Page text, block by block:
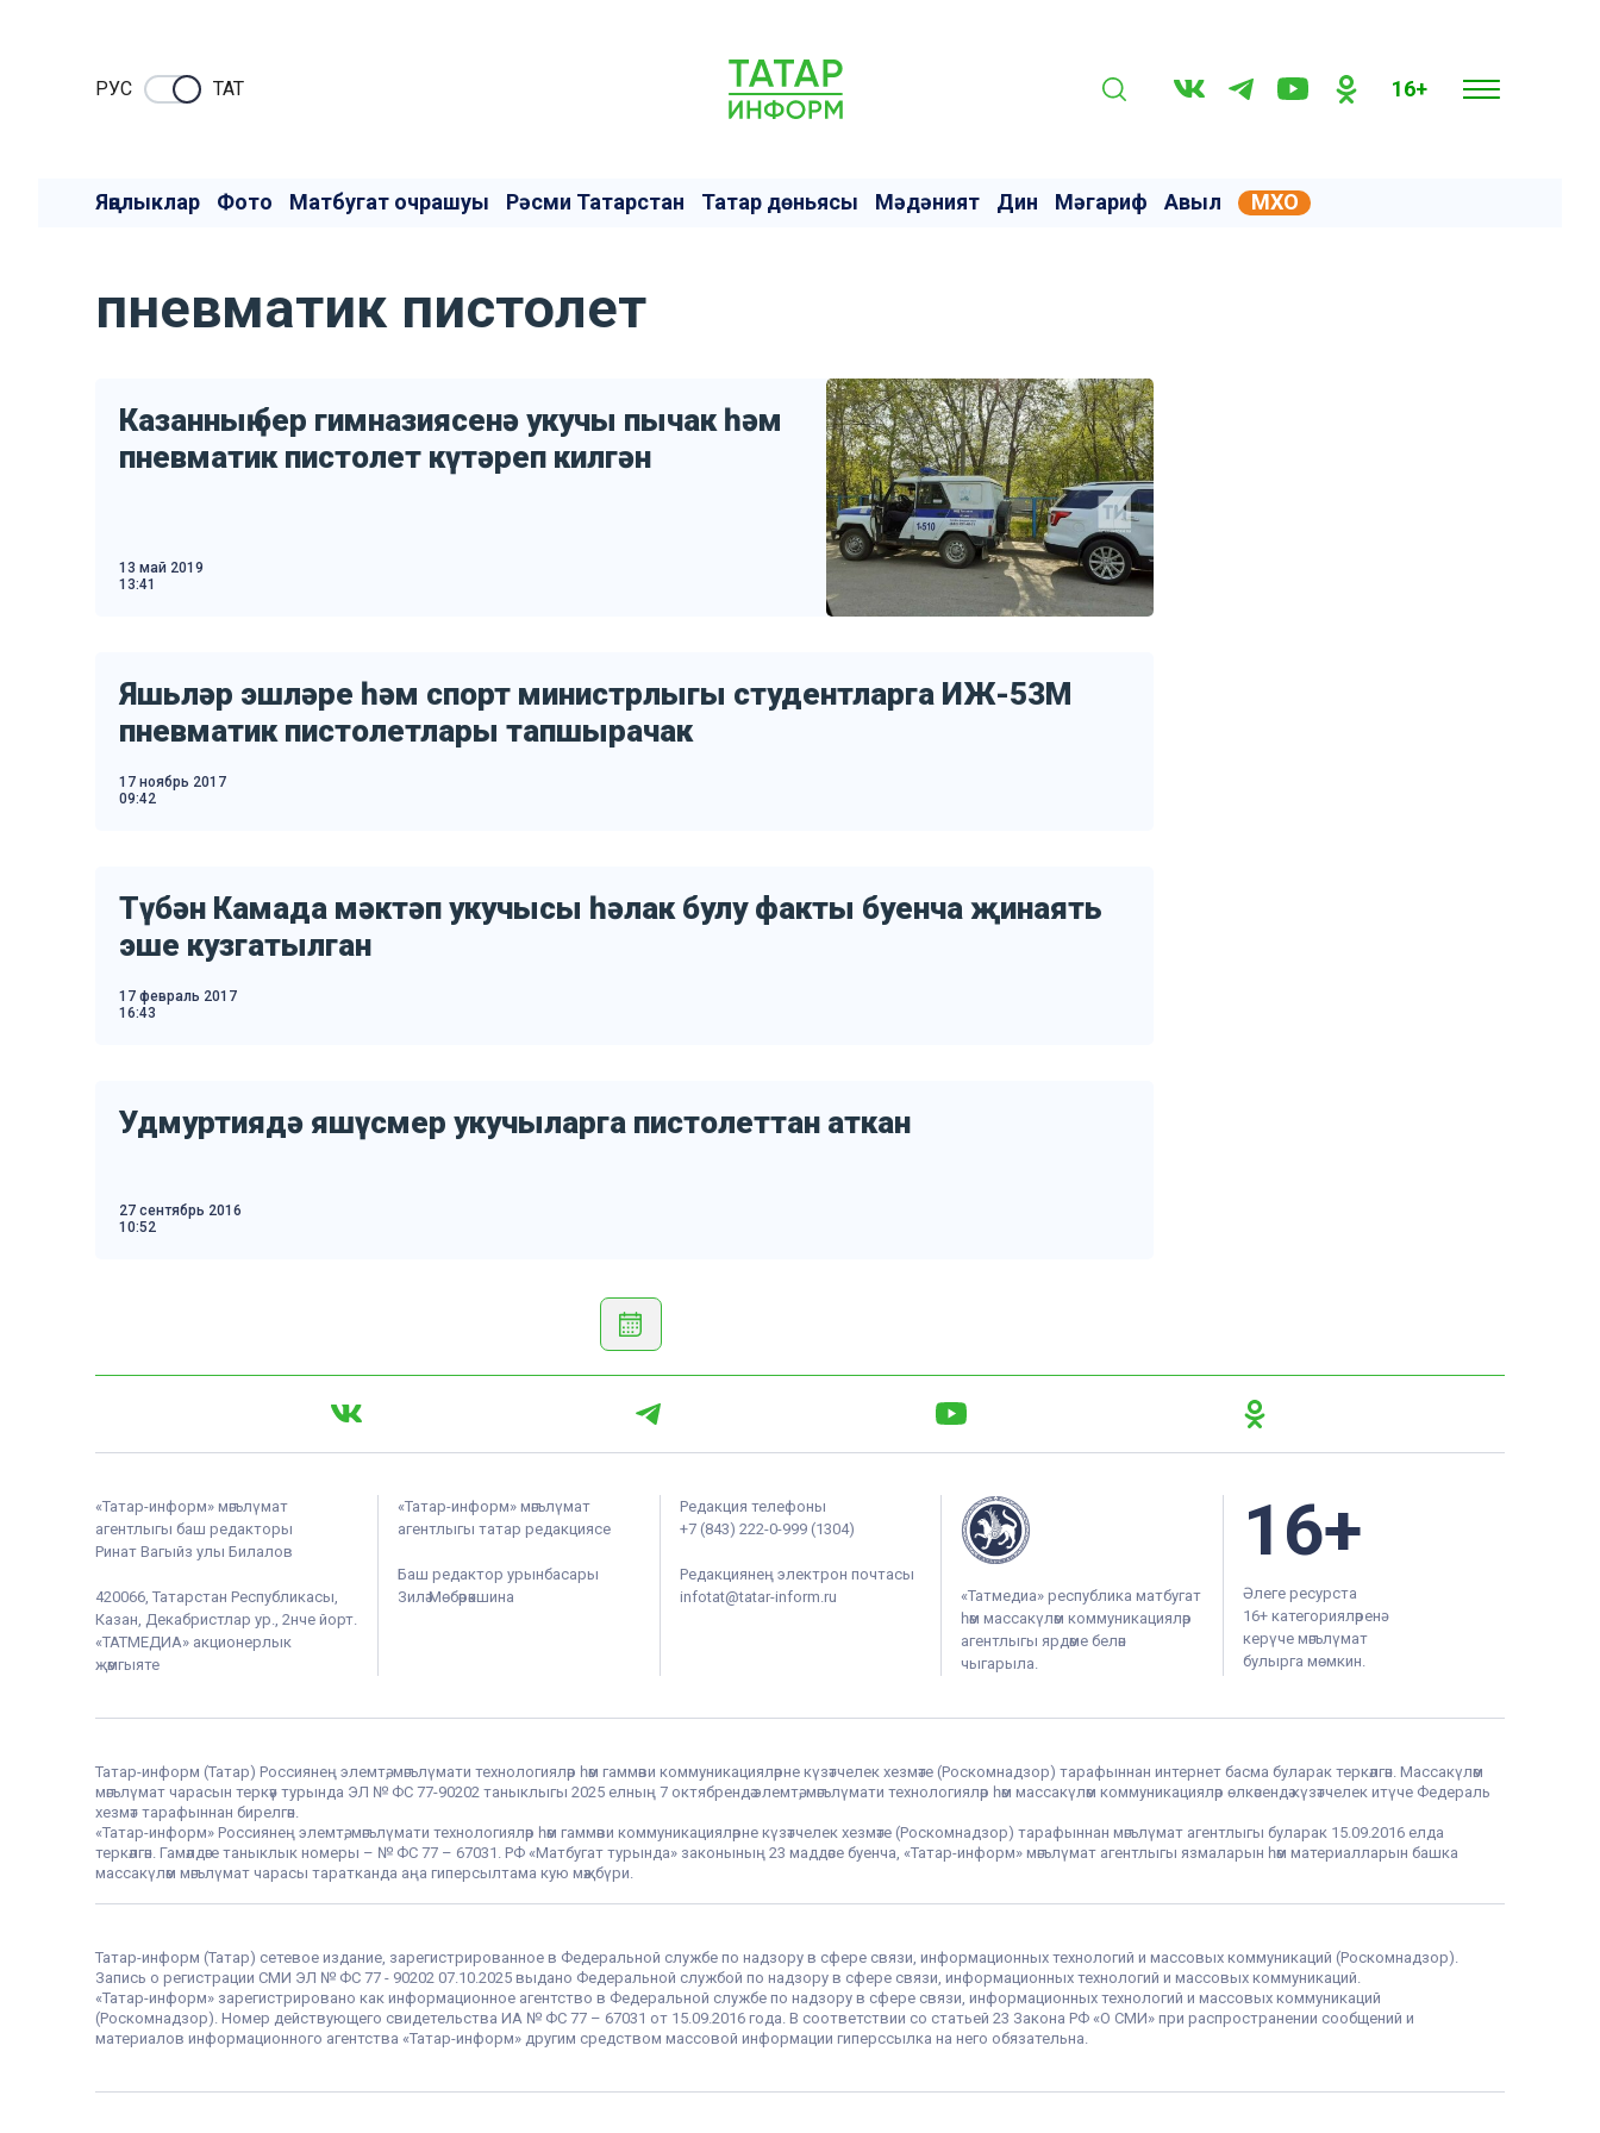
РУC ТАТ 16+
Яңалыклар Фото Матбугат очрашуы Рәсми Татарстан Татар дөньясы Мәдәният Дин Мәгариф Авыл МХО
пневматик пистолет
Казанның бер гимназиясенә укучы пычак һәм
пневматик пистолет күтәреп килгән
13 май 2019
13:41
Яшьләр эшләре һәм спорт министрлыгы студентларга ИЖ-53М
пневматик пистолетлары тапшырачак
17 ноябрь 2017
09:42
Түбән Камада мәктәп укучысы һәлак булу факты буенча җинаять
эше кузгатылган
17 февраль 2017
16:43
Удмуртиядә яшүсмер укучыларга пистолеттан аткан
27 сентябрь 2016
10:52
«Татар-информ» мәгълүмат
агентлыгы баш редакторы
Ринат Вагыйз улы Билалов
420066, Татарстан Республикасы,
Казан, Декабристлар ур., 2нче йорт.
«ТАТМЕДИА» акционерлык
җәмгыяте
«Татар-информ» мәгълүмат
агентлыгы татар редакциясе
Баш редактор урынбасары
Зилә Мөбәрәкшина
Редакция телефоны
+7 (843) 222-0-999 (1304)
Редакциянең электрон почтасы
infotat@tatar-inform.ru
«Татмедиа» республика матбугат
һәм массакүләм коммуникацияләр
агентлыгы ярдәме белән
чыгарыла.
16+
Әлеге ресурста
16+ категорияләренә
керүче мәгълүмат
булырга мөмкин.
Татар-информ (Татар) Россиянең элемтә, мәгълүмати технологияләр һәм гаммәви коммуникацияләрне күзәтчелек хезмәте (Роскомнадзор) тарафыннан интернет басма буларак теркәлгән. Массакүләм
мәгълүмат чарасын теркәү турында ЭЛ № ФС 77-90202 таныклыгы 2025 елның 7 октябрендә элемтә, мәгълүмати технологияләр һәм массакүләм коммуникацияләр өлкәсендә күзәтчелек итүче Федераль
хезмәт тарафыннан бирелгән.
«Татар-информ» Россиянең элемтә, мәгълүмати технологияләр һәм гаммәви коммуникацияләрне күзәтчелек хезмәте (Роскомнадзор) тарафыннан мәгълүмат агентлыгы буларак 15.09.2016 елда
теркәлгән. Гамәлдәге таныклык номеры – № ФС 77 – 67031. РФ «Матбугат турында» законының 23 маддәсе буенча, «Татар-информ» мәгълүмат агентлыгы язмаларын һәм материалларын башка
массакүләм мәгълүмат чарасы таратканда аңа гиперсылтама кую мәҗбүри.
Татар-информ (Татар) сетевое издание, зарегистрированное в Федеральной службе по надзору в сфере связи, информационных технологий и массовых коммуникаций (Роскомнадзор).
Запись о регистрации СМИ ЭЛ № ФС 77 - 90202 07.10.2025 выдано Федеральной службой по надзору в сфере связи, информационных технологий и массовых коммуникаций.
«Татар-информ» зарегистрировано как информационное агентство в Федеральной службе по надзору в сфере связи, информационных технологий и массовых коммуникаций
(Роскомнадзор). Номер действующего свидетельства ИА № ФС 77 – 67031 от 15.09.2016 года. В соответствии со статьей 23 Закона РФ «О СМИ» при распространении сообщений и
материалов информационного агентства «Татар-информ» другим средством массовой информации гиперссылка на него обязательна.